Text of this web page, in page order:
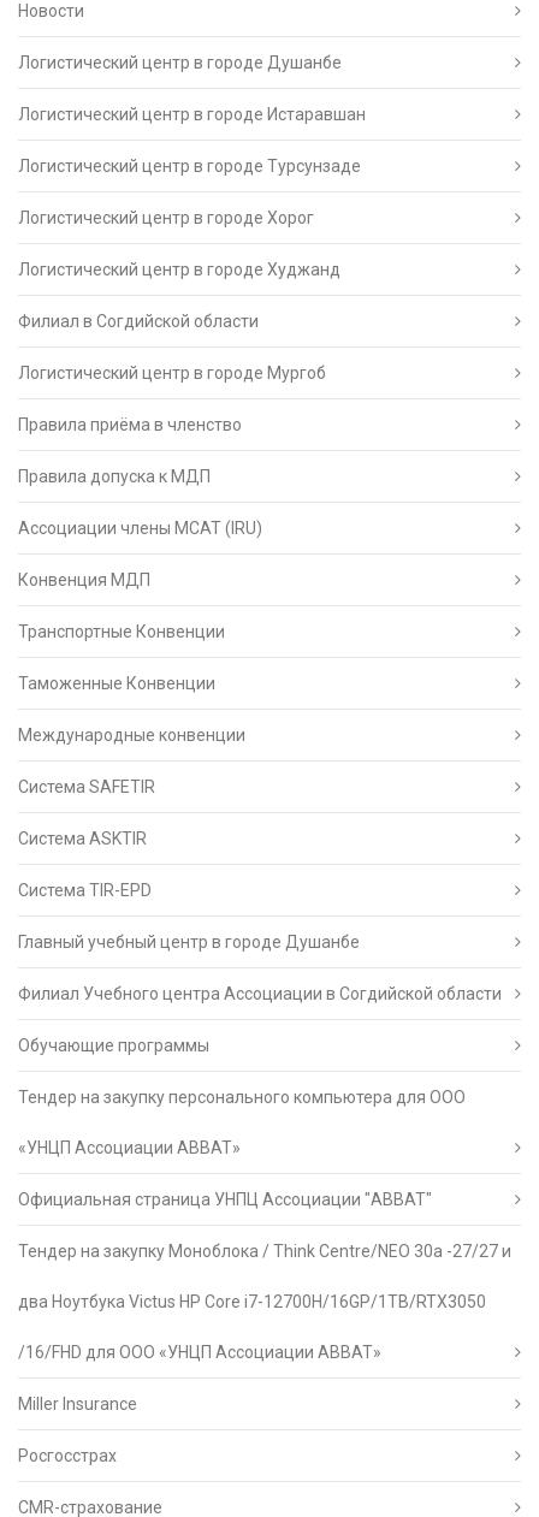
Новости
Логистический центр в городе Душанбе
Логистический центр в городе Истаравшан
Логистический центр в городе Турсунзаде
Логистический центр в городе Хорог
Логистический центр в городе Худжанд
Филиал в Согдийской области
Логистический центр в городе Мургоб
Правила приёма в членство
Правила допуска к МДП
Ассоциации члены МСАТ (IRU)
Конвенция МДП
Транспортные Конвенции
Таможенные Конвенции
Международные конвенции
Система SAFETIR
Система ASKTIR
Система TIR-EPD
Главный учебный центр в городе Душанбе
Филиал Учебного центра Ассоциации в Согдийской области
Обучающие программы
Тендер на закупку персонального компьютера для ООО
«УНЦП Ассоциации АВВАТ»
Официальная страница УНПЦ Ассоциации "АВВАТ"
Тендер на закупку Моноблока / Think Centre/NEO 30a -27/27 и
два Ноутбука Victus HP Core i7-12700H/16GP/1TB/RTX3050
/16/FHD для ООО «УНЦП Ассоциации АВВАТ»
Miller Insurance
Росгосстрах
CMR-страхование